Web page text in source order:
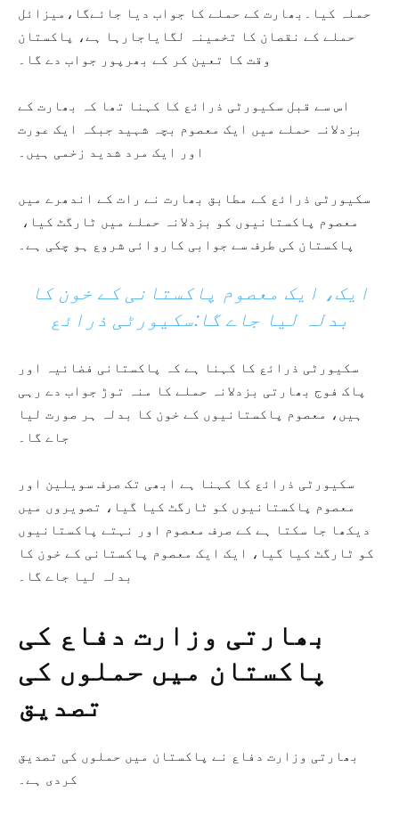
حملہ کیا۔بھارت کے حملے کا جواب دیا جائےگا،میزائل
حملے کے نقصان کا تخمینہ لگایاجارہا ہے، پاکستان
وقت کا تعین کر کے بھرپور جواب دے گا۔
اس سے قبل سکیورٹی ذرائع کا کہنا تھا کہ بھارت کے
بزدلانہ حملے میں ایک معصوم بچہ شہید جبکہ ایک عورت
اور ایک مرد شدید زخمی ہیں۔
سکیورٹی ذرائع کے مطابق بھارت نے رات کے اندھرے میں
معصوم پاکستانیوں کو بزدلانہ حملے میں ٹارگٹ کیا،
پاکستان کی طرف سے جوابی کاروائی شروع ہو چکی ہے۔
ایک، ایک معصوم پاکستانی کے خون کا
بدلہ لیا جاے گا:سکیورٹی ذرائع
سکیورٹی ذرائع کا کہنا ہے کہ پاکستانی فضائیہ اور
پاک فوج بھارتی بزدلانہ حملے کا منہ توڑ جواب دے رہی
ہیں، معصوم پاکستانیوں کے خون کا بدلہ ہر صورت لیا
جاے گا۔
سکیورٹی ذرائع کا کہنا ہے ابھی تک صرف سویلین اور
معصوم پاکستانیوں کو ٹارگٹ کیا گیا، تصویروں میں
دیکھا جا سکتا ہے کے صرف معصوم اور نہتے پاکستانیوں
کو ٹارگٹ کیا گیا، ایک ایک معصوم پاکستانی کے خون کا
بدلہ لیا جاے گا۔
بھارتی وزارت دفاع کی
پاکستان میں حملوں کی
تصدیق
بھارتی وزارت دفاع نے پاکستان میں حملوں کی تصدیق
کردی ہے۔